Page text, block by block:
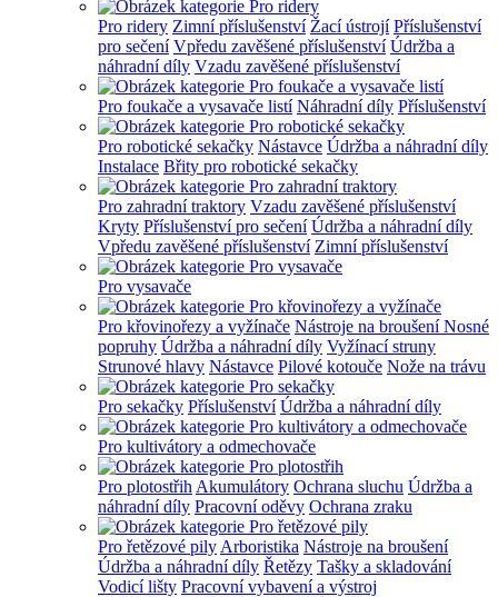
Pro ridery Zimní příslušenství Žací ústrojí Příslušenství
pro sečení Vpředu zavěšené příslušenství Údržba a
náhradní díly Vzadu zavěšené příslušenství
Pro foukače a vysavače listí Náhradní díly Příslušenství
Pro robotické sekačky Nástavce Údržba a náhradní díly
Instalace Břity pro robotické sekačky
Pro zahradní traktory Vzadu zavěšené příslušenství
Kryty Příslušenství pro sečení Údržba a náhradní díly
Vpředu zavěšené příslušenství Zimní příslušenství
Pro vysavače
Pro křovinořezy a vyžínače Nástroje na broušeníNosné
popruhy Údržba a náhradní díly Vyžínací struny
Strunové hlavy Nástavce Pilové kotouče Nože na trávu
Pro sekačky Příslušenství Údržba a náhradní díly
Pro kultivátory a odmechovače
Pro plotostřih Akumulátory Ochrana sluchu Údržba a
náhradní díly Pracovní oděvy Ochrana zraku
Pro řetězové pily Arboristika Nástroje na broušení
Údržba a náhradní díly Řetězy Tašky a skladování
Vodicí lišty Pracovní vybavení a výstroj